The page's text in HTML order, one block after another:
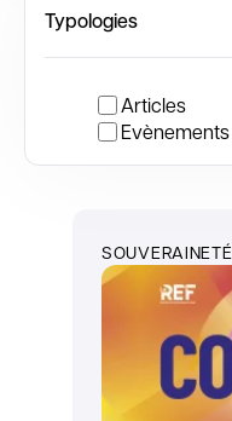
Typologies
Articles
Evènements
SOUVERAINETÉ